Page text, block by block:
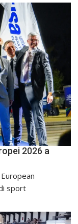
2026 a
sport